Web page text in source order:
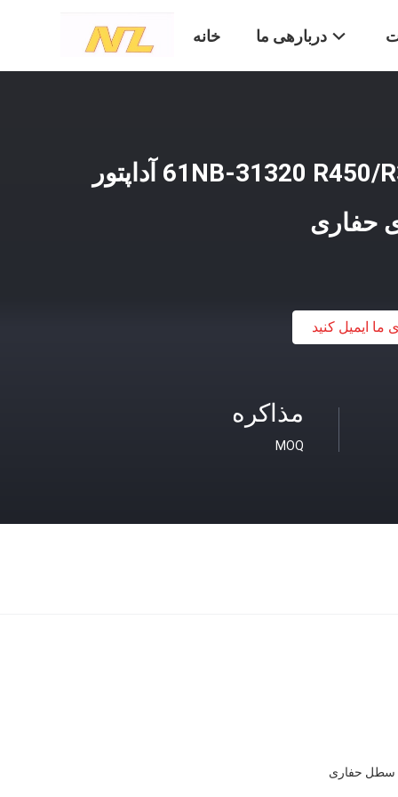
خانه دربارهی ما
دندان های سطل 61NB-31320 R450/R360 آداپتور
حفاری
ما ایمیل کنید
مذاکره
MOQ
سطل حفاری